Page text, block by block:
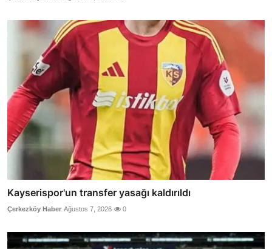
Kayserispor'un transfer yasağı kaldırıldı
Çerkezköy Haber Ağustos 7, 2026 0